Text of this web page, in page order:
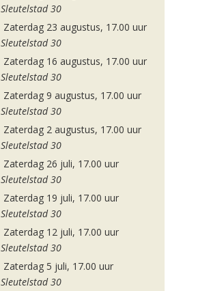
Sleutelstad 30
Zaterdag 23 augustus, 17.00 uur
Sleutelstad 30
Zaterdag 16 augustus, 17.00 uur
Sleutelstad 30
Zaterdag 9 augustus, 17.00 uur
Sleutelstad 30
Zaterdag 2 augustus, 17.00 uur
Sleutelstad 30
Zaterdag 26 juli, 17.00 uur
Sleutelstad 30
Zaterdag 19 juli, 17.00 uur
Sleutelstad 30
Zaterdag 12 juli, 17.00 uur
Sleutelstad 30
Zaterdag 5 juli, 17.00 uur
Sleutelstad 30